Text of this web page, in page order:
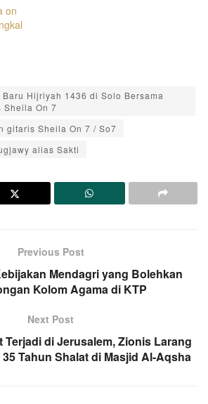
on
Hijriyah 1436 di Solo Bersama
Sheila On 7
gitaris Sheila On 7 / So7
alias Sakti
Previous Post
Mendagri yang Bolehkan
Kolom Agama di KTP
Next Post
di Jerusalem, Zionis Larang
Tahun Shalat di Masjid Al-Aqsha